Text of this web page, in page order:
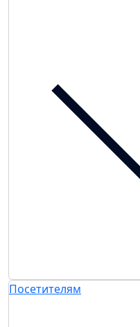
Посетителям